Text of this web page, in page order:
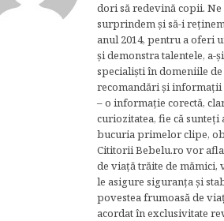
dori să redevină copii.
surprindem şi să-i
anul 2014, pentru a oferi
şi demonstra talentele, a-
specialişti în domeniile
recomandări şi informaţii
– o informaţie corectă,
curiozitatea, fie că
bucuria primelor clipe,
Cititorii Bebelu.ro vor
de viaţă trăite de mămici,
le asigure siguranţa şi
povestea frumoasă de
acordat în exclusivitate